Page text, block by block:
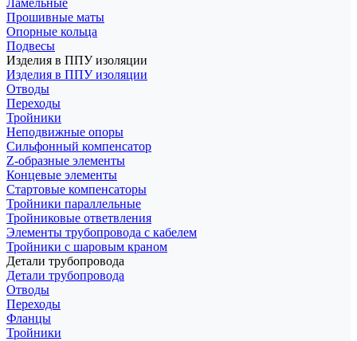
Ламельные
Прошивные маты
Опорные кольца
Подвесы
Изделия в ППУ изоляции
Изделия в ППУ изоляции
Отводы
Переходы
Тройники
Неподвижные опоры
Cильфонный компенсатор
Z-образные элементы
Концевые элементы
Стартовые компенсаторы
Тройники параллельные
Тройниковые ответвления
Элементы трубопровода с кабелем
Тройники с шаровым краном
Детали трубопровода
Детали трубопровода
Отводы
Переходы
Фланцы
Тройники